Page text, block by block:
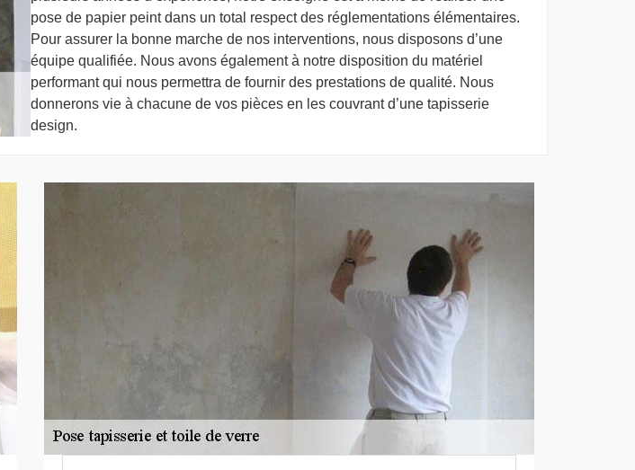
pose de papier peint dans un total respect des réglementations élémentaires.
Pour assurer la bonne marche de nos interventions, nous disposons d’une
équipe qualifiée. Nous avons également à notre disposition du matériel
performant qui nous permettra de fournir des prestations de qualité. Nous
donnerons vie à chacune de vos pièces en les couvrant d’une tapisserie
design.